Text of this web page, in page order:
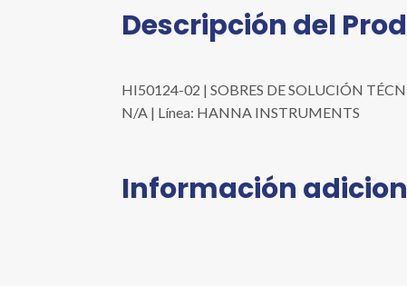
Descripción del
HI50124-02 | SOBRES DE SOLUCIÓN
N/A | Línea: HANNA INSTRUMENTS
Información